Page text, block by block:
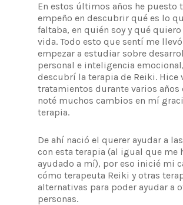
En estos últimos años he puesto
empeño en descubrir qué es lo
faltaba, en quién soy y qué quiero
vida. Todo esto que sentí me llevó
empezar a estudiar sobre
personal e inteligencia
descubrí la terapia de Reiki. Hice
tratamientos durante varios años
noté muchos cambios en mí
terapia.
De ahí nació el querer ayudar a
con esta terapia (al igual que me
ayudado a mí), por eso inicié mi
cómo terapeuta Reiki y otras
alternativas para poder ayudar a
personas.